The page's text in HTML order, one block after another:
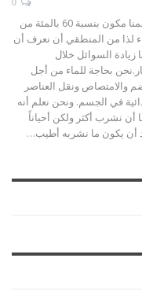
جسمنا مكون بنسبة 60 بالمئة من
لذا من المنطقي أن نعرف أن
زيادة السوائل خلال
بحاجة للماء من أجل
والامتصاص ونقل العناصر
في الجسم. ونحن نعلم أنه
أن نشرب أكثر ولكن أحياناً
أن يكون ما نشربه أطيب…